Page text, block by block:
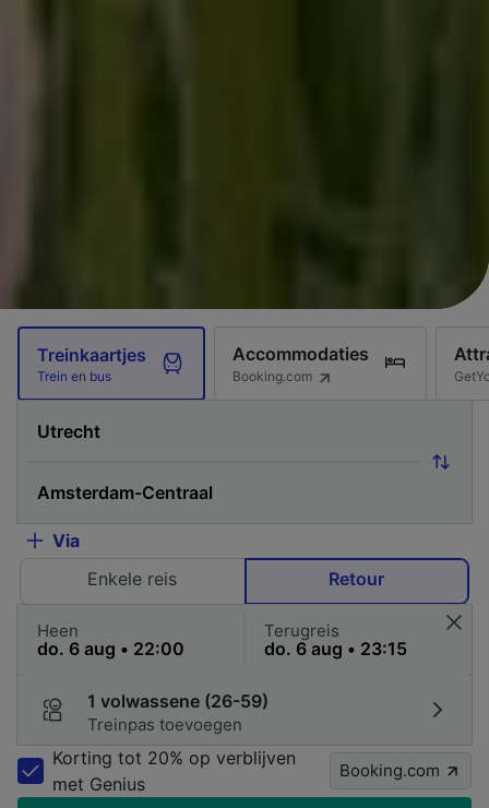
Treinkaartjes
Trein en bus
Accommodaties
Booking.com
Via
Enkele reis
Retour
Heen Terugreis
1 volwassene (26-59)
Treinpas toevoegen
Korting tot 20% op verblijven
met Genius
Booking.com